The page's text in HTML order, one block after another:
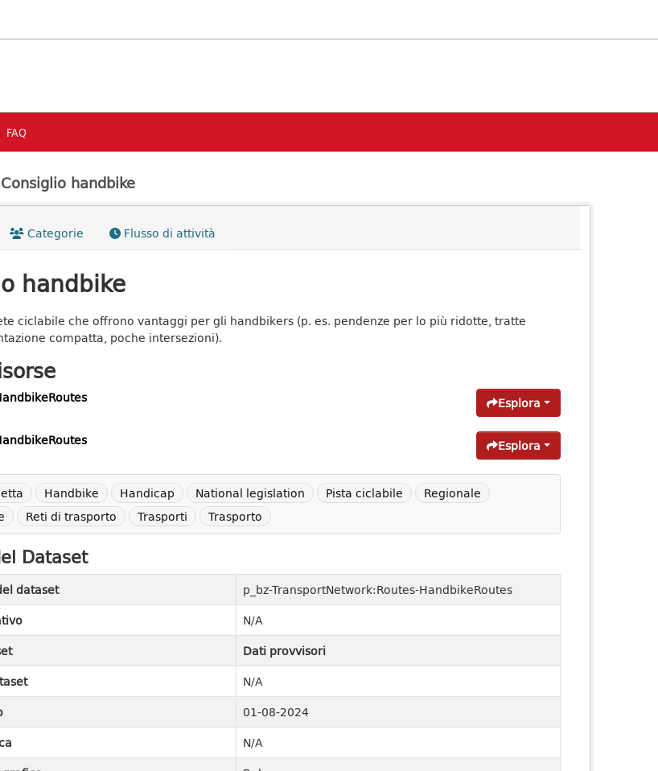
FAQ
Consiglio handbike
Categorie Flusso di attività
handbike
ciclabile che offrono vantaggi per gli handbikers (p. es. pendenze per lo più ridotte, tratte
compatta, poche intersezioni).
Esplora
Esplora
Handbike Handicap National legislation Pista ciclabile
Regionale
Reti di trasporto Trasporti Trasporto
Dataset
dataset
p_bz-TransportNetwork:Routes-HandbikeRoutes
N/A
Dati provvisori
N/A
01-08-2024
N/A